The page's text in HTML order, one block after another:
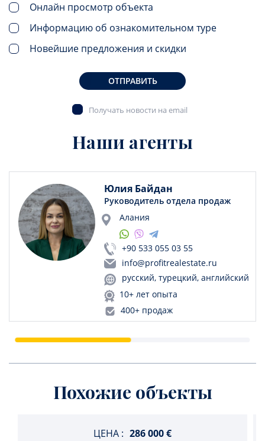
Онлайн просмотр объекта
Информацию об ознакомительном туре
Новейшие предложения и скидки
ОТПРАВИТЬ
Получать новости на email
Наши агенты
Юлия Байдан
Руководитель отдела продаж
Алания
+90 533 055 03 55
info@profitrealestate.ru
русский, турецкий, английский
10+ лет опыта
400+ продаж
Похожие объекты
ЦЕНА : 286 000 €